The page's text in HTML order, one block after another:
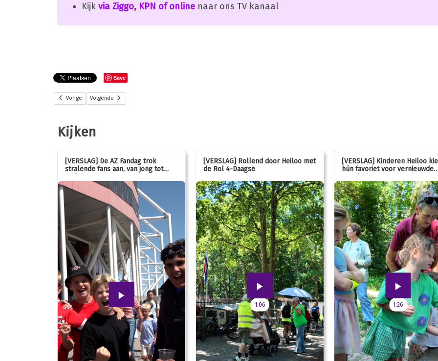
Kijk via Ziggo, KPN of online naar ons TV kanaal
Save
Vorige Volgende
Kijken
[VERSLAG] De AZ Fandag trok
stralende fans aan, van jong tot
[VERSLAG] Rollend door Heiloo met
de Rol 4-Daagse
1:06
[VERSLAG] Kinderen Heiloo
hún favoriet voor vernieuwde
1:26